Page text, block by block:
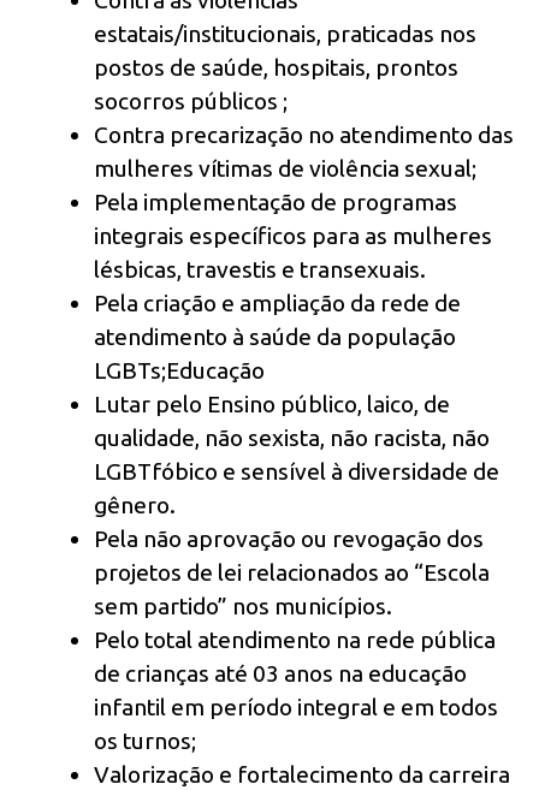
estatais/institucionais, praticadas nos
postos de saúde, hospitais, prontos
socorros públicos ;
Contra precarização no atendimento das
mulheres vítimas de violência sexual;
Pela implementação de programas
integrais específicos para as mulheres
lésbicas, travestis e transexuais.
Pela criação e ampliação da rede de
atendimento à saúde da população
LGBTs;Educação
Lutar pelo Ensino público, laico, de
qualidade, não sexista, não racista, não
LGBTfóbico e sensível à diversidade de
gênero.
Pela não aprovação ou revogação dos
projetos de lei relacionados ao “Escola
sem partido” nos municípios.
Pelo total atendimento na rede pública
de crianças até 03 anos na educação
infantil em período integral e em todos
os turnos;
Valorização e fortalecimento da carreira